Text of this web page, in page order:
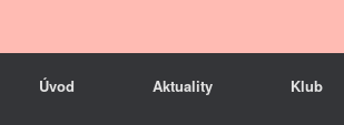
Úvod Aktuality Klub